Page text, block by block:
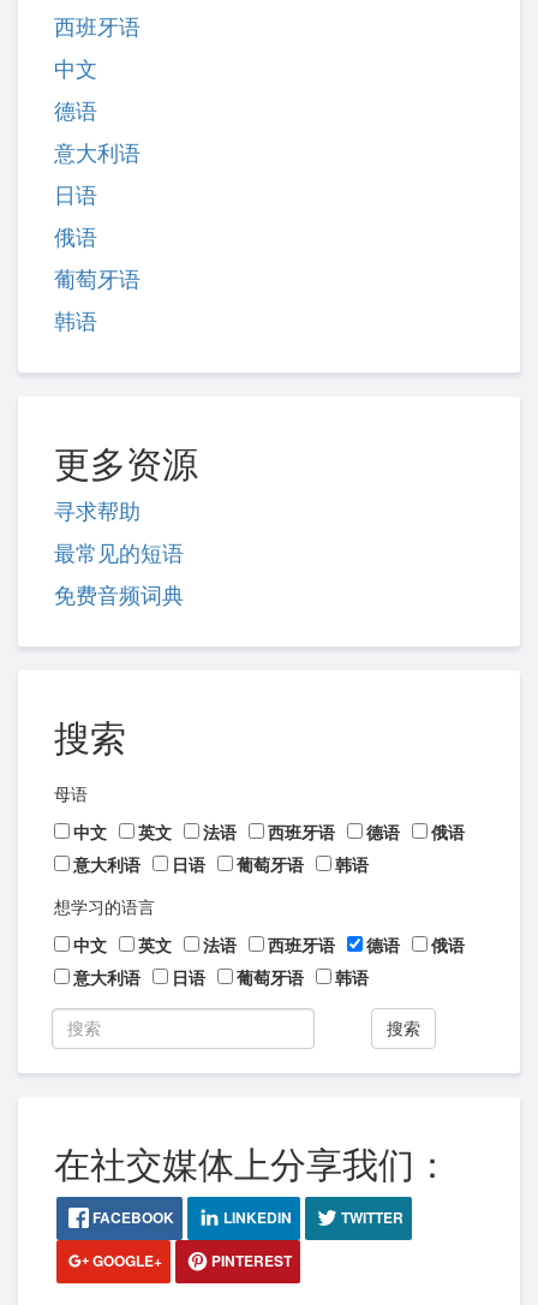
西班牙语
中文
德语
意大利语
日语
俄语
葡萄牙语
韩语
更多资源
寻求帮助
最常见的短语
免费音频词典
搜索
母语
中文
英文 法语 西班牙语 德语
俄语
意大利语
日语 葡萄牙语 韩语
想学习的语言
中文
英文 法语 西班牙语 德语
俄语
意大利语
日语 葡萄牙语 韩语
搜索
在社交媒体上分享我们：
FACEBOOK LINKEDIN
TWITTER
GOOGLE+
PINTEREST